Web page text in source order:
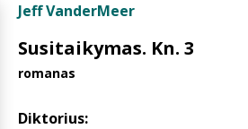
Jeff VanderMeer
Susitaikymas. Kn. 3
romanas
Diktorius: